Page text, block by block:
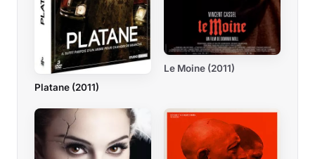
Platane (2011)
Le Moine (2011)